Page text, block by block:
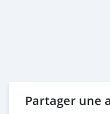
Partager une